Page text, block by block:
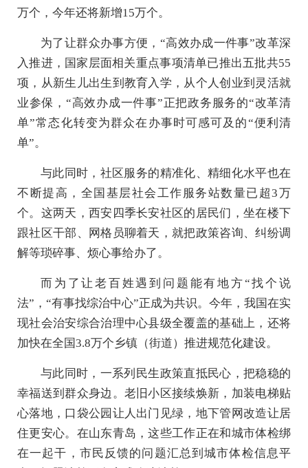
万个，今年还将新增15万个。
为了让群众办事方便，“高效办成一件事”改革深
入推进，国家层面相关重点事项清单已推出五批共55
项，从新生儿出生到教育入学，从个人创业到灵活就
业参保，“高效办成一件事”正把政务服务的“改革清
单”常态化转变为群众在办事时可感可及的“便利清
单”。
与此同时，社区服务的精准化、精细化水平也在
不断提高，全国基层社会工作服务站数量已超3万
个。这两天，西安四季长安社区的居民们，坐在楼下
跟社区干部、网格员聊着天，就把政策咨询、纠纷调
解等琐碎事、烦心事给办了。
而为了让老百姓遇到问题能有地方“找个说
法”，“有事找综治中心”正成为共识。今年，我国在实
现社会治安综合治理中心县级全覆盖的基础上，还将
加快在全国3.8万个乡镇（街道）推进规范化建设。
与此同时，一系列民生政策直抵民心，把稳稳的
幸福送到群众身边。老旧小区接续焕新，加装电梯贴
心落地，口袋公园让人出门见绿，地下管网改造让居
住更安心。在山东青岛，这些工作正在和城市体检绑
在一起干，市民反馈的问题汇总到城市体检信息平